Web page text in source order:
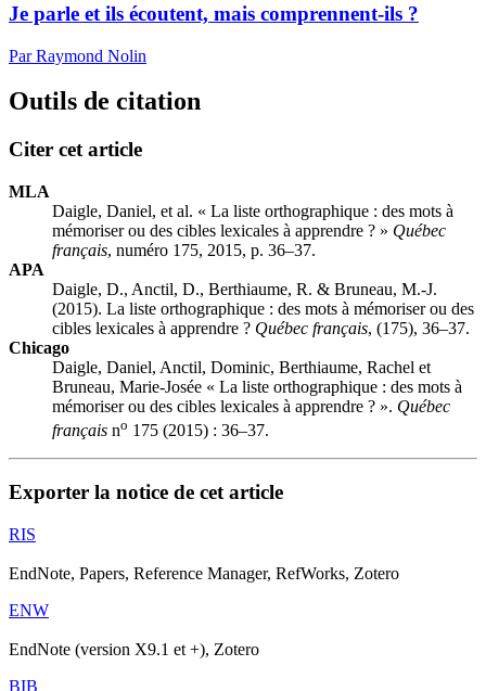
Je parle et ils écoutent, mais comprennent-ils ?
Par Raymond Nolin
Outils de citation
Citer cet article
MLA
Daigle, Daniel, et al. « La liste orthographique : des mots à
mémoriser ou des cibles lexicales à apprendre ? » Québec
français, numéro 175, 2015, p. 36–37.
APA
Daigle, D., Anctil, D., Berthiaume, R. & Bruneau, M.-J.
(2015). La liste orthographique : des mots à mémoriser ou des
cibles lexicales à apprendre ? Québec français, (175), 36–37.
Chicago
Daigle, Daniel, Anctil, Dominic, Berthiaume, Rachel et
Bruneau, Marie-Josée « La liste orthographique : des mots à
mémoriser ou des cibles lexicales à apprendre ? ». Québec
français no 175 (2015) : 36–37.
Exporter la notice de cet article
RIS
EndNote, Papers, Reference Manager, RefWorks, Zotero
ENW
EndNote (version X9.1 et +), Zotero
BIB